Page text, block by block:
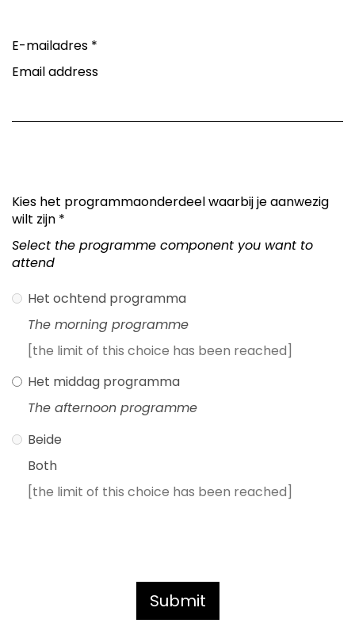
E-mailadres *
Email address
Kies het programmaonderdeel waarbij je aanwezig
wilt zijn *
Select the programme component you want to
attend
Het ochtend programma
The morning programme
[the limit of this choice has been reached]
Het middag programma
The afternoon programme
Beide
Both
[the limit of this choice has been reached]
Submit